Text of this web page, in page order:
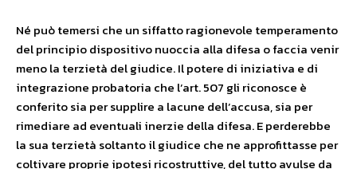
Né può temersi che un siffatto ragionevole temperamento
del principio dispositivo nuoccia alla difesa o faccia venir
meno la terzietà del giudice. Il potere di iniziativa e di
integrazione probatoria che l’art. 507 gli riconosce è
conferito sia per supplire a lacune dell’accusa, sia per
rimediare ad eventuali inerzie della difesa. E perderebbe
la sua terzietà soltanto il giudice che ne approfittasse per
coltivare proprie ipotesi ricostruttive, del tutto avulse da